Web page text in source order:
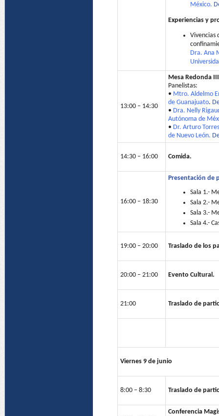
México.
Experiencias y
Vivencias
Dra. Ana
13:00 – 14:30
Mesa Redonda
Panelistas:
• Mtro. Aldelmo
de Guanajuato.
• Dra. Nelly
Autónoma de
• Dr. Arturo
de Nuevo León.
14:30 – 16:00 Comida.
16:00 – 18:30
Presentación de
Sala 1.-
Sala 2.-
Sala 3.-
Sala 4.-
19:00 – 20:00 Traslado de los
20:00 – 21:00 Evento Cultural.
21:00 Traslado de
Viernes 9 de junio
8:00 – 8:30 Traslado de
Conferencia